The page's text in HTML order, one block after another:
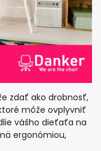
zdať ako drobnosť,
môže ovplyvniť
vášho dieťaťa na
ergonómiou,